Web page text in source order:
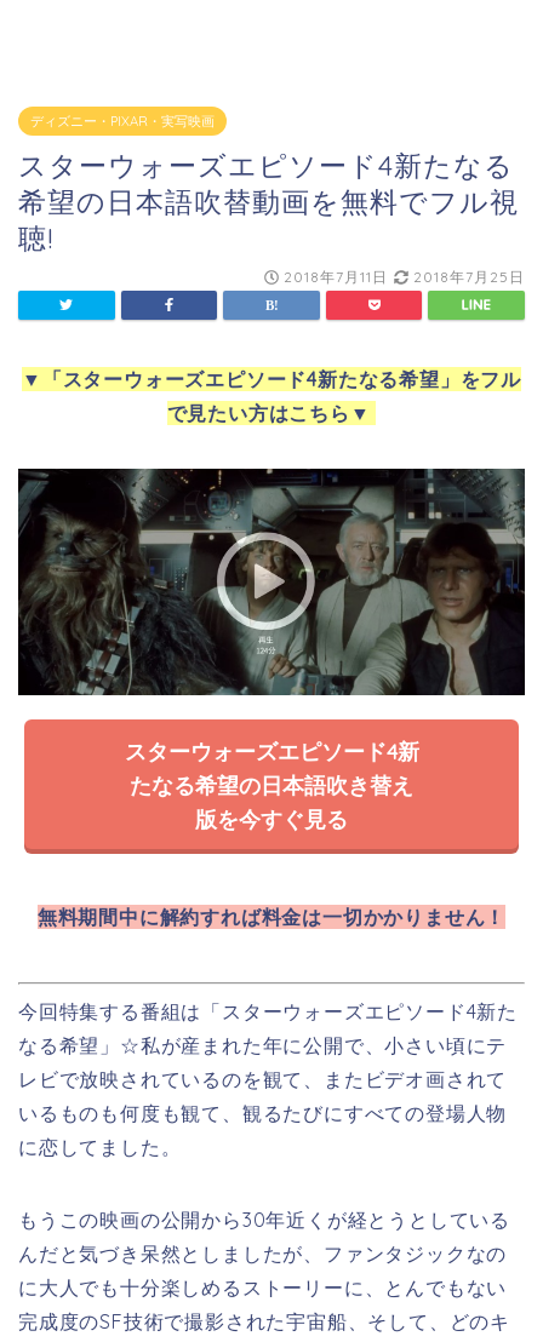
ディズニー・PIXAR・実写映画
スターウォーズエピソード4新たなる
希望の日本語吹替動画を無料でフル視
聴!
2018年7月11日 2018年7月25日
▼
「スターウォーズエピソード4新たなる希望」をフル
で見たい方はこちら ▼
スターウォーズエピソード4新
たなる希望の日本語吹き替え
版を今すぐ見る
無料期間中に解約すれば料金は一切かかりません！
今回特集する番組は「スターウォーズエピソード4新た
なる希望」 ☆私が産まれた年に公開で、小さい頃にテ
レビで放映されているのを観て、またビデオ画されて
いるものも何度も観て、観るたびにすべての登場人物
に恋してました。
もうこの映画の公開から30年近くが経とうとしている
んだと気づき呆然としましたが、ファンタジックなの
に大人でも十分楽しめるストーリーに、とんでもない
完成度のSF技術で撮影された宇宙船、そして、どのキ